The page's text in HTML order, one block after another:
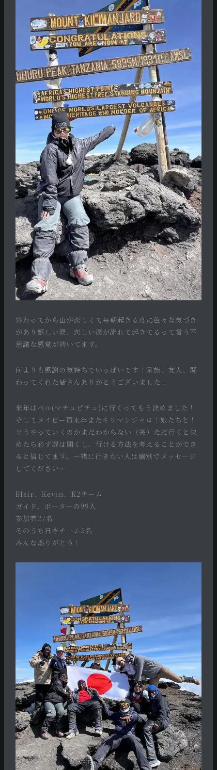
終わってから山が恋しくて毎朝起きる度に色々な気づき
があり嬉しい涙、恋しい涙が流れて起きてるって言う不
思議な感覚が続いてます。
何よりも感謝の気持ちでいっぱいです！家族、友人、関
わってくれた皆さんありがとうございました！
来年はペル(マチュピチュ)に行くってもう決めました！
そしてメイビー再来年またキリマンジャロ！娘たちと！
どうやっていくのかまだわからない（笑）ただ行くと決
めたら必ず扉は開くし、行ける方法を考えることができ
ると信じてます。一緒に行きたい人は個別でメッセージ
してください〜
Blair、Kevin、K2チーム
ガイド、ポーターの99人
参加者27名
そのうち日本チーム5名
みんなありがとう！